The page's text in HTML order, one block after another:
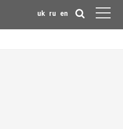
uk ru en